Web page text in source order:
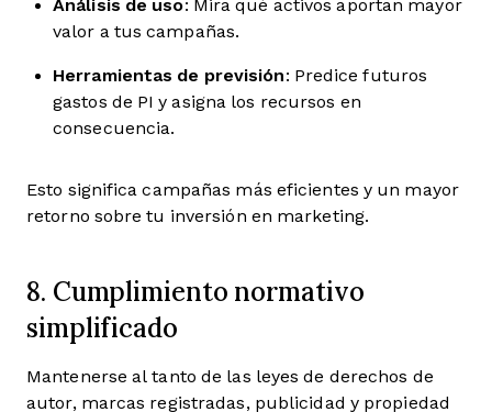
Análisis de uso: Mira qué activos aportan mayor
valor a tus campañas.
Herramientas de previsión: Predice futuros
gastos de PI y asigna los recursos en
consecuencia.
Esto significa campañas más eficientes y un mayor
retorno sobre tu inversión en marketing.
8. Cumplimiento normativo
simplificado
Mantenerse al tanto de las leyes de derechos de
autor, marcas registradas, publicidad y propiedad